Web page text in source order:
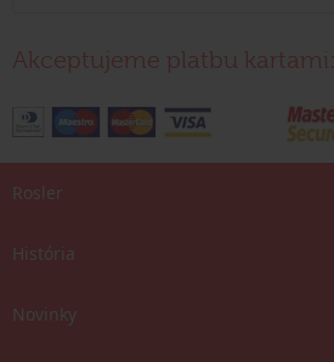
Akceptujeme platbu kartami:
Rosler
História
Novinky